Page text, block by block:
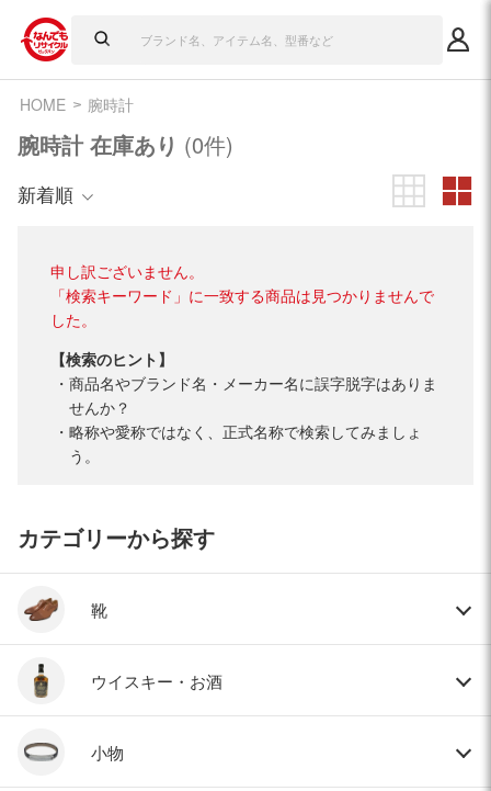
HOME 腕時計
腕時計 在庫あり (0件)
新着順
申し訳ございません。
「検索キーワード」に一致する商品は見つかりませんで
した。
【検索のヒント】
商品名やブランド名・メーカー名に誤字脱字はありま
せんか？
略称や愛称ではなく、正式名称で検索してみましょ
う。
カテゴリーから探す
靴
ウイスキー・お酒
小物